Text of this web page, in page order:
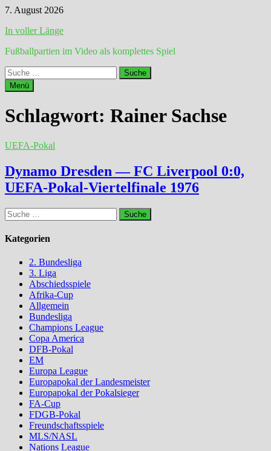
Zum
springen
7. August 2026
In voller Länge
Fußballpartien im Video als komplettes Spiel
Suche
nach:
Menü
Schlagwort: Rainer Sachse
UEFA-Pokal
Dynamo Dresden — FC Liverpool 0:0,
UEFA-Pokal-Viertelfinale 1976
Suche
nach:
Kategorien
2. Bundesliga
3. Liga
Abschiedsspiele
Afrika-Cup
Allgemein
Bundesliga
Champions League
Copa America
DFB-Pokal
EM
Europa League
Europapokal der Landesmeister
Europapokal der Pokalsieger
FA-Cup
FDGB-Pokal
Freundschaftsspiele
MLS/NASL
Nations League